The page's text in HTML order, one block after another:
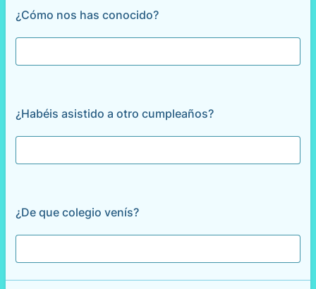
¿Cómo nos has conocido?
¿Habéis asistido a otro cumpleaños?
¿De que colegio venís?